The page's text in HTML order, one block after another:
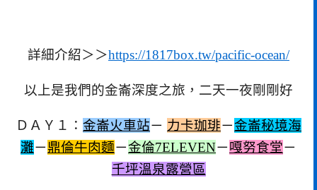
詳細介紹＞＞https://1817box.tw/pacific-ocean/
以上是我們的金崙深度之旅，二天一夜剛剛好
ＤＡＹ１： 金崙火車站－ 力卡珈琲－金崙秘境海
灘－鼎倫牛肉麵－金倫7ELEVEN－嘎努食堂－
千坪溫泉露營區